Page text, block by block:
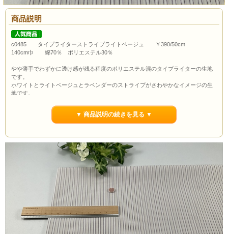
商品説明
c0485 タイプライターストライプライトベージュ ￥390/50cm
140cm巾 綿70％ ポリエステル30％
やや薄手でわずかに透け感が残る程度のポリエステル混のタイプライターの生地
です。
ホワイトとライトベージュとラベンダーのストライプがさわやかなイメージの生
地です。
シャツやブラウスはもちろんチュニックやスカート、ワンピースにもおススメで
通常市場価格￥790/50cm程度で販売されていますが今回は￥340/50cmでのご紹介
当店の最低購入数量は1ｍ(数量2）からとなっていますので数量２以上でのご注文
よろしくお願いいたします。
ポイント3％還元します。
▼ 商品説明の続きを見る ▼